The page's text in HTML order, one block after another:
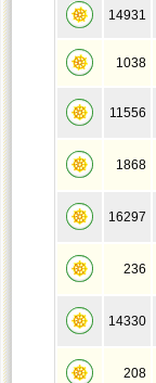
14931
1038
11556
1868
16297
236
14330
208